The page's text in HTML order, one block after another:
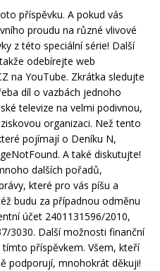
příspěvku. A pokud vás
proudu na různé vlivové
z této speciální série! Další
odebírejte web
na YouTube. Zkrátka sledujte
díl o vazbách jednoho
televize na velmi podivnou,
organizaci. Než tento
pojímají o Deníku N,
A také diskutujte!
dalších pořadů,
které pro vás píšu a
budu za případnou odměnu
účet 2401131596/2010,
3030. Další možnosti finanční
příspěvkem. Všem, kteří
podporují, mnohokrát děkuji!